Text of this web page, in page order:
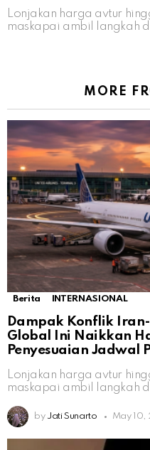
Lonjakan harga avtur
maskapai ambil langkah
MORE
Berita INTERNASIONAL
Dampak Konflik
Global Ini Naikkan
Penyesuaian Jadwal
Lonjakan harga avtur
maskapai ambil langkah
by Jati Sunarto May 10,